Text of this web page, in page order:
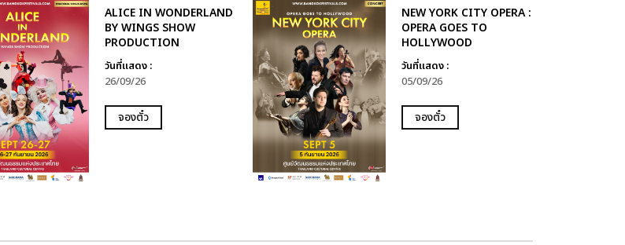
ALICE IN WONDERLAND
BY WINGS SHOW
PRODUCTION
วันที่แสดง :
26/09/26
จองตั๋ว
NEW YORK CITY OPERA :
OPERA GOES TO
HOLLYWOOD
วันที่แสดง :
05/09/26
จองตั๋ว